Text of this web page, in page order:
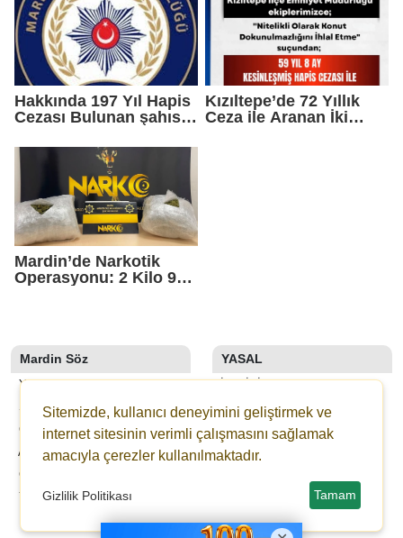
Hakkında 197 Yıl Hapis
Cezası Bulunan şahıs
Kızıltepe’de 72 Yıllık
Ceza ile Aranan İki
Mardin’de Narkotik
Operasyonu: 2 Kilo 950
Mardin Söz
YAZARLAR
SON DAKİKA
GALERİLER
ANKETLER
GAZETELER
YOL TARIFI
YASAL
İLETIŞIM
KÜNYE
YAYIN İLKELERI
KURALLAR
KULLANICI SÖZLEŞMESI
VERI POLITIKASI
Sitemizde, kullanıcı deneyimini geliştirmek ve
internet sitesinin verimli çalışmasını sağlamak
amacıyla çerezler kullanılmaktadır.
Gizlilik Politikası Tamam